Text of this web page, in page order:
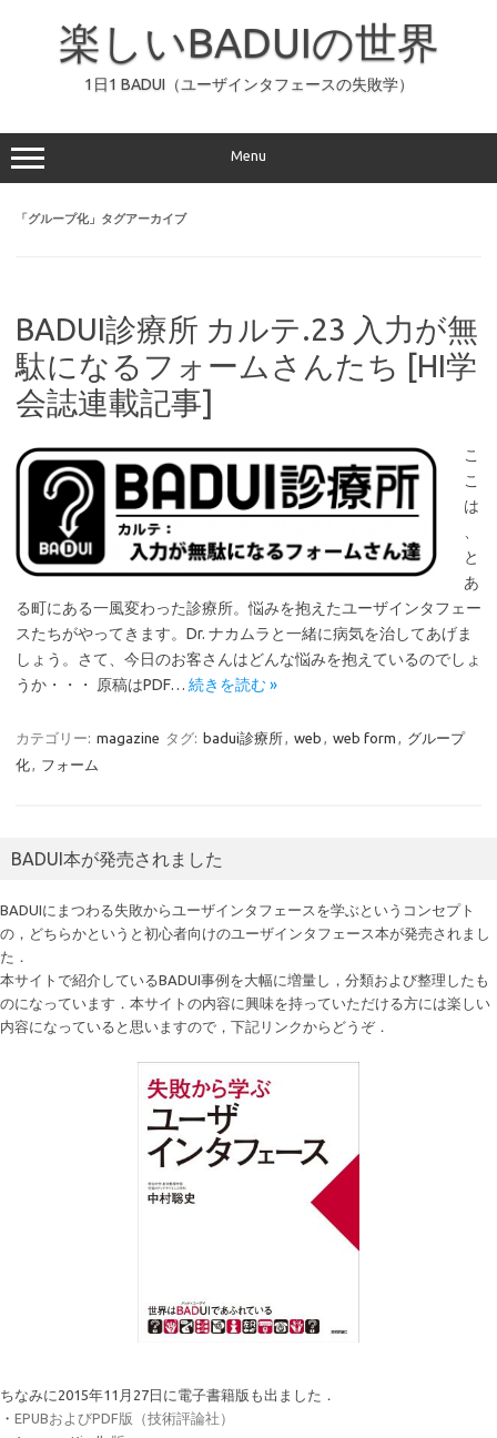
ッ
プ
楽しいBADUIの世界
1日1 BADUI（ユーザインタフェースの失敗学）
Menu
「グループ化」タグアーカイブ
BADUI診療所 カルテ.23 入力が無
駄になるフォームさんたち [HI学
会誌連載記事]
こ
こ
は
と
あ
る町にある一風変わった診療所。悩みを抱えたユーザインタフェー
スたちがやってきます。Dr. ナカムラと一緒に病気を治してあげま
しょう。さて、今日のお客さんはどんな悩みを抱えているのでしょ
うか・・・ 原稿はPDF… 続きを読む »
カテゴリー: magazine タグ: badui診療所, web , web form , グループ
化, フォーム
BADUI本が発売されました
BADUIにまつわる失敗からユーザインタフェースを学ぶというコンセプト
の，どちらかというと初心者向けのユーザインタフェース本が発売されまし
た．
本サイトで紹介しているBADUI事例を大幅に増量し，分類および整理したも
のになっています．本サイトの内容に興味を持っていただける方には楽しい
内容になっていると思いますので，下記リンクからどうぞ．
ちなみに2015年11月27日に電子書籍版も出ました．
・ EPUBおよびPDF版（技術評論社）